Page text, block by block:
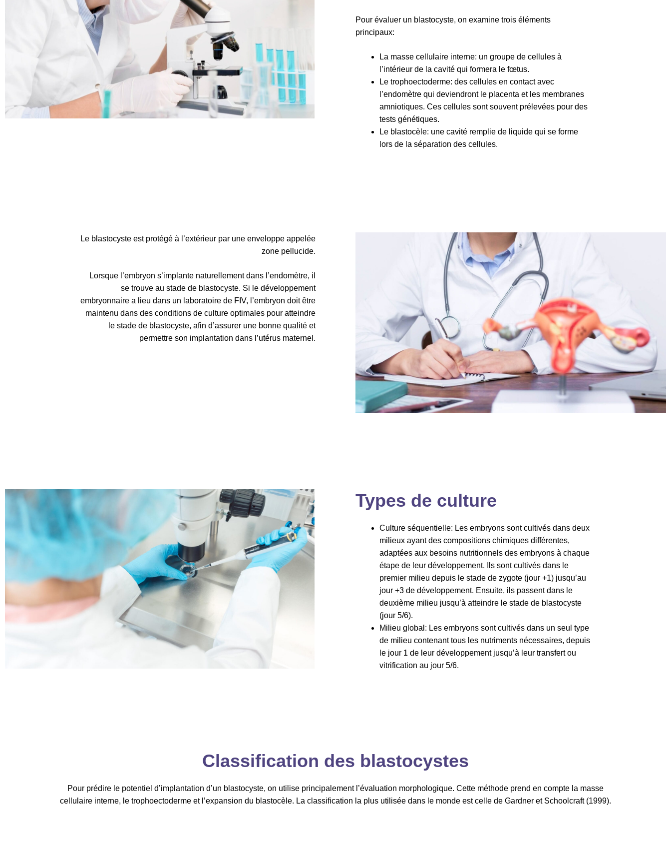
Pour évaluer un blastocyste, on examine trois éléments
principaux:
La masse cellulaire interne: un groupe de cellules à
l’intérieur de la cavité qui formera le fœtus.
Le trophoectoderme: des cellules en contact avec
l’endomètre qui deviendront le placenta et les membranes
amniotiques. Ces cellules sont souvent prélevées pour des
tests génétiques.
Le blastocèle: une cavité remplie de liquide qui se forme
lors de la séparation des cellules.
Le blastocyste est protégé à l’extérieur par une enveloppe appelée
zone pellucide.
Lorsque l’embryon s’implante naturellement dans l’endomètre, il
se trouve au stade de blastocyste. Si le développement
embryonnaire a lieu dans un laboratoire de FIV, l’embryon doit être
maintenu dans des conditions de culture optimales pour atteindre
le stade de blastocyste, afin d’assurer une bonne qualité et
permettre son implantation dans l’utérus maternel.
Types de culture
Culture séquentielle: Les embryons sont cultivés dans deux
milieux ayant des compositions chimiques différentes,
adaptées aux besoins nutritionnels des embryons à chaque
étape de leur développement. Ils sont cultivés dans le
premier milieu depuis le stade de zygote (jour +1) jusqu’au
jour +3 de développement. Ensuite, ils passent dans le
deuxième milieu jusqu’à atteindre le stade de blastocyste
(jour 5/6).
Milieu global: Les embryons sont cultivés dans un seul type
de milieu contenant tous les nutriments nécessaires, depuis
le jour 1 de leur développement jusqu’à leur transfert ou
vitrification au jour 5/6.
Classification des blastocystes
Pour prédire le potentiel d’implantation d’un blastocyste, on utilise principalement l’évaluation morphologique. Cette méthode prend en compte la masse
cellulaire interne, le trophoectoderme et l’expansion du blastocèle. La classification la plus utilisée dans le monde est celle de Gardner et Schoolcraft (1999).